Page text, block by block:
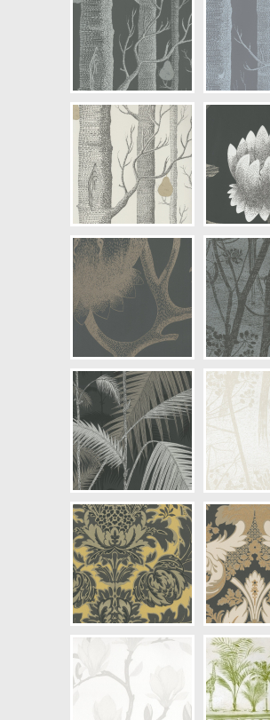
Cirkapris: 2198,00 kr
(Kontakta din färghandlare
exakt pris.)